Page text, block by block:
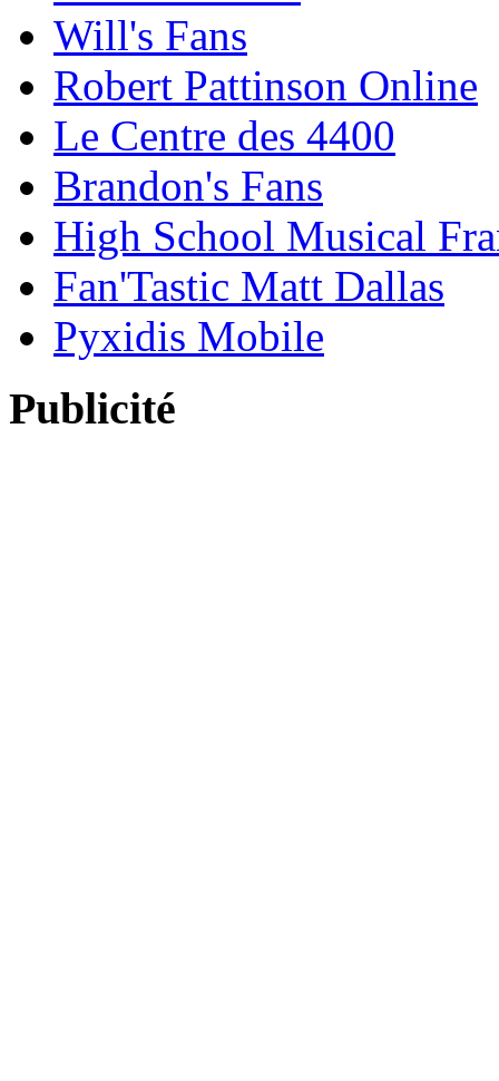
Will's Fans
Robert Pattinson Online
Le Centre des 4400
Brandon's Fans
High School Musical
Fan'Tastic Matt Dallas
Pyxidis Mobile
Publicité